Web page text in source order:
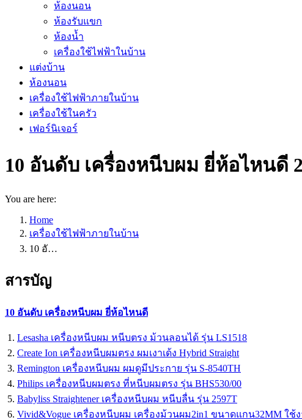
ห้องนอน
ห้องรับแขก
ห้องน้ำ
เครื่องใช้ไฟฟ้าในบ้าน
แต่งบ้าน
ห้องนอน
เครื่องใช้ไฟฟ้าภายในบ้าน
เครื่องใช้ในครัว
เฟอร์นิเจอร์
10 อันดับ เครื่องหนีบผม ยี่ห้อไหนดี
You are here:
Home
เครื่องใช้ไฟฟ้าภายในบ้าน
10 อั…
สารบัญ
10 อันดับ เครื่องหนีบผม ยี่ห้อไหนดี
Lesasha เครื่องหนีบผม หนีบตรง ม้วนลอนได้ รุ่น LS1518
Create Ion เครื่องหนีบผมตรง ผมเงาเด้ง Hybrid Straight
Remington เครื่องหนีบผม ผมดูมีประกาย รุ่น S-8540TH
Philips เครื่องหนีบผมตรง ที่หนีบผมตรง รุ่น BHS530/00
Babyliss Straightener เครื่องหนีบผม หนีบลื่น รุ่น 2597T
Vivid&Vogue เครื่องหนีบผม เครื่องม้วนผม2in1 ขนาดแกน32MM ใช้